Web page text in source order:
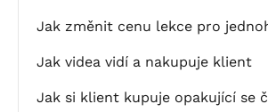
Jak změnit cenu lekce pro
Jak videa vidí a nakupuje klient
Jak si klient kupuje opakující se